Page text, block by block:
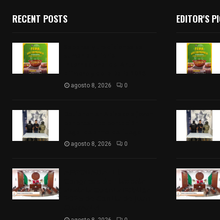
RECENT POSTS
agosto 8, 2026 0
agosto 8, 2026 0
EDITOR'S